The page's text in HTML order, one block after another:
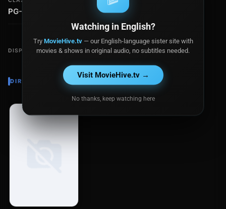
PG-13
DISPONIBLE EN
DIRECTOR
Watching in English?
Try MovieHive.tv— our English-language sister site with
movies & shows in original audio, no subtitles needed.
Visit MovieHive.tv →
No thanks, keep watching here